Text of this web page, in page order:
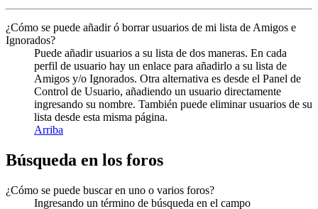
¿Cómo se puede añadir ó borrar usuarios de mi lista de Amigos e
Ignorados?
Puede añadir usuarios a su lista de dos maneras. En cada
perfil de usuario hay un enlace para añadirlo a su lista de
Amigos y/o Ignorados. Otra alternativa es desde el Panel de
Control de Usuario, añadiendo un usuario directamente
ingresando su nombre. También puede eliminar usuarios de su
lista desde esta misma página.
Arriba
Búsqueda en los foros
¿Cómo se puede buscar en uno o varios foros?
Ingresando un término de búsqueda en el campo